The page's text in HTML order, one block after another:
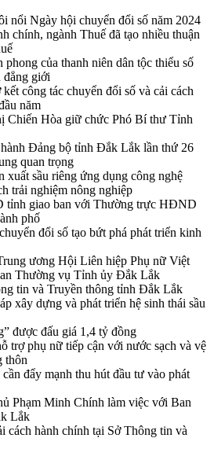
nổi Ngày hội chuyển đổi số năm 2024
chính, ngành Thuế đã tạo nhiều thuận
của thanh niên dân tộc thiểu số
đẳng giới
công tác chuyển đổi số và cải cách
năm
Chiến Hòa giữ chức Phó Bí thư Tỉnh
Đảng bộ tỉnh Đắk Lắk lần thứ 26
quan trọng
xuất sầu riêng ứng dụng công nghệ
trải nghiệm nông nghiệp
giao ban với Thường trực HĐND
phố
đổi số tạo bứt phá phát triển kinh
ương Hội Liên hiệp Phụ nữ Việt
Thường vụ Tỉnh ủy Đắk Lắk
tin và Truyền thông tỉnh Đắk Lắk
xây dựng và phát triển hệ sinh thái sầu
được đấu giá 1,4 tỷ đồng
trợ phụ nữ tiếp cận với nước sạch và vệ
thôn
đẩy mạnh thu hút đầu tư vào phát
Phạm Minh Chính làm việc với Ban
Lắk
cách hành chính tại Sở Thông tin và